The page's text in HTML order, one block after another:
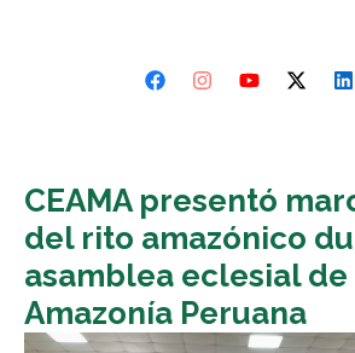
CEAMA presentó
del rito amazónico
asamblea eclesial de
Amazonía Peruana